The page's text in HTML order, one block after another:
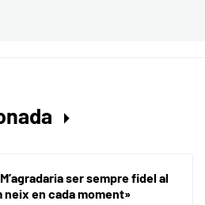
ser sempre fidel al
neix en cada moment»